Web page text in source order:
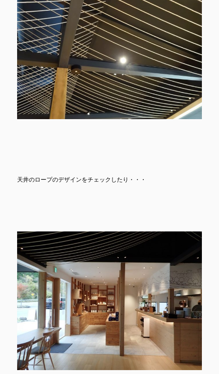
天井のロープのデザインをチェックしたり・・・